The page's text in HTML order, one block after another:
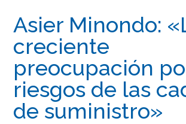
Asier Minondo:
creciente
preocupación
riesgos de las
de suministro»